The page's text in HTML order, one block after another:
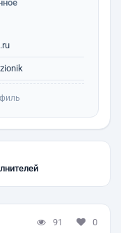
91 0